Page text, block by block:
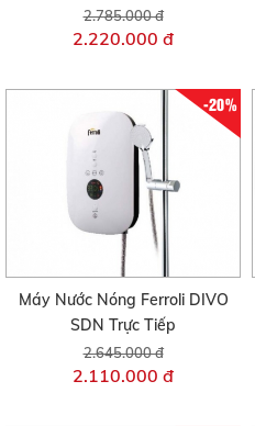
2.785.000 đ
2.220.000 đ
-20%
Máy Nước Nóng Ferroli DIVO
SDN Trực Tiếp
2.645.000 đ
2.110.000 đ